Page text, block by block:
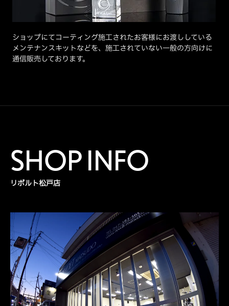
ショップにてコーティング施工されたお客様にお渡ししている
メンテナンスキットなどを、施工されていない一般の方向けに
通信販売しております。
SHOP INFO
リボルト松戸店